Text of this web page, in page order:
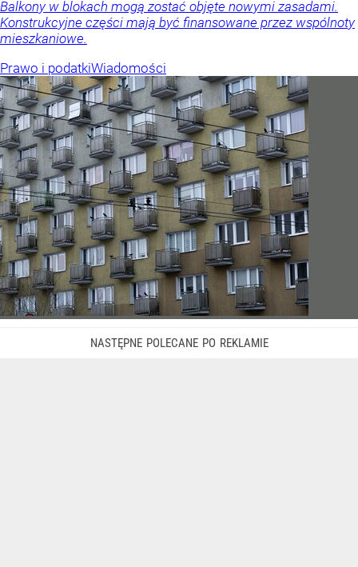
Balkony w blokach mogą zostać objęte nowymi zasadami.
Konstrukcyjne części mają być finansowane przez wspólnoty
mieszkaniowe.
Prawo i podatkiWiadomości